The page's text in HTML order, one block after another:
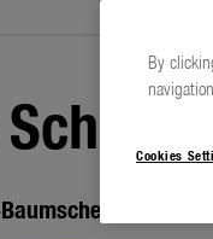
By
Cookies